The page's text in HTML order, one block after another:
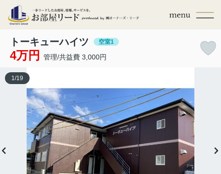
トーキューハイツ 空室1
4万円 管理/共益費 3,000円
1 /19